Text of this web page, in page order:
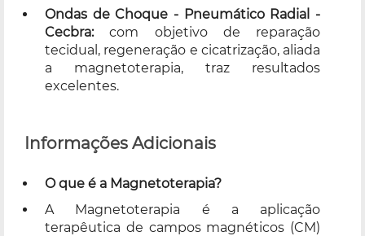
Ondas de Choque - Pneumático Radial -
Cecbra:com objetivo de reparação
tecidual, regeneração e cicatrização, aliada
a magnetoterapia, traz resultados
excelentes.
Informações Adicionais
O que é a Magnetoterapia?
A Magnetoterapia é a aplicação
terapêutica de campos magnéticos (CM)